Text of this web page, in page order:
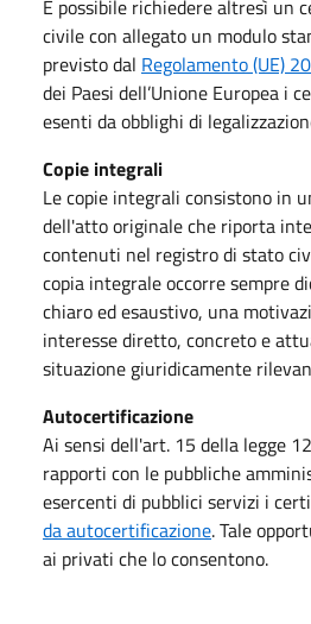
È possibile richiedere altresì un
civile con allegato un modulo
previsto dal Regolamento (UE)
dei Paesi dell’Unione Europea i
esenti da obblighi di
Copie integrali
Le copie integrali consistono in
dell'atto originale che riporta
contenuti nel registro di stato
copia integrale occorre sempre
chiaro ed esaustivo, una
interesse diretto, concreto e
situazione giuridicamente
Autocertificazione
Ai sensi dell'art. 15 della legge
rapporti con le pubbliche
esercenti di pubblici servizi i
da autocertificazione. Tale
ai privati che lo consentono.